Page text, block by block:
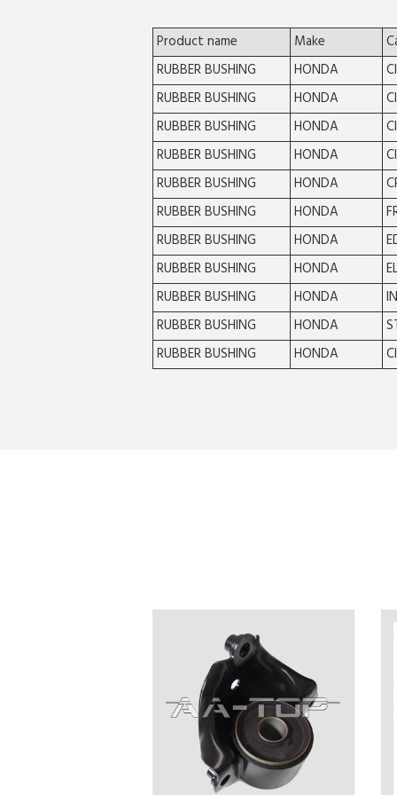
Product name Make
RUBBER BUSHING
HONDA
RUBBER BUSHING
HONDA
RUBBER BUSHING
HONDA
RUBBER BUSHING
HONDA
RUBBER BUSHING
HONDA
RUBBER BUSHING
HONDA
RUBBER BUSHING
HONDA
RUBBER BUSHING
HONDA
RUBBER BUSHING
HONDA
RUBBER BUSHING
HONDA
RUBBER BUSHING
HONDA